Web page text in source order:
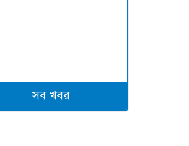
সব খবর